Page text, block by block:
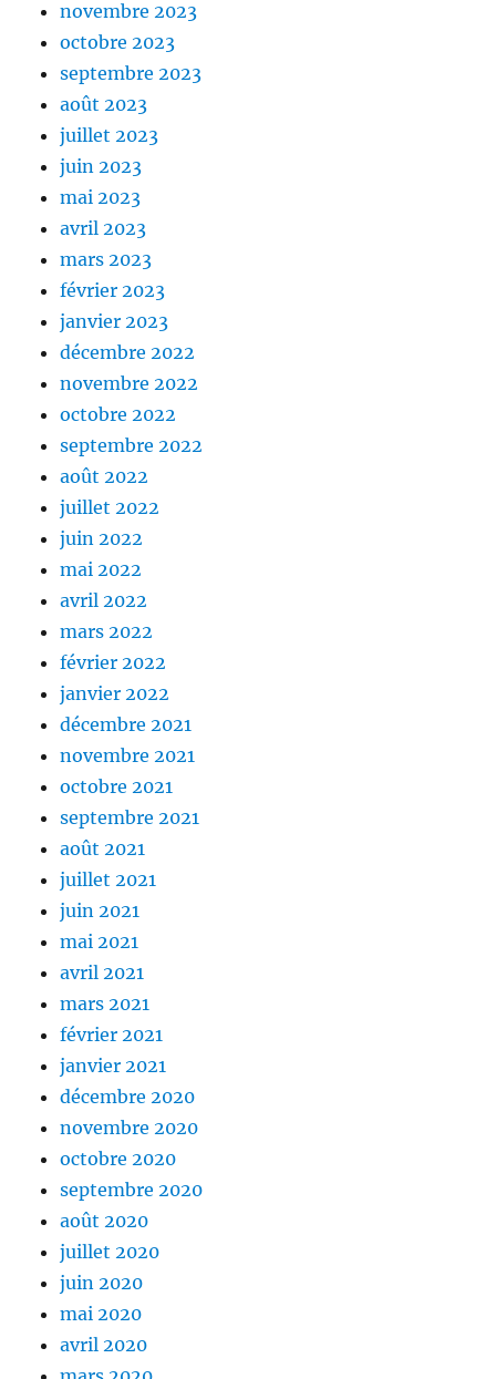
novembre 2023
octobre 2023
septembre 2023
août 2023
juillet 2023
juin 2023
mai 2023
avril 2023
mars 2023
février 2023
janvier 2023
décembre 2022
novembre 2022
octobre 2022
septembre 2022
août 2022
juillet 2022
juin 2022
mai 2022
avril 2022
mars 2022
février 2022
janvier 2022
décembre 2021
novembre 2021
octobre 2021
septembre 2021
août 2021
juillet 2021
juin 2021
mai 2021
avril 2021
mars 2021
février 2021
janvier 2021
décembre 2020
novembre 2020
octobre 2020
septembre 2020
août 2020
juillet 2020
juin 2020
mai 2020
avril 2020